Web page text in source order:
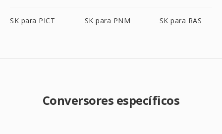
SK para PICT SK para PNM SK para RAS
Conversores específicos